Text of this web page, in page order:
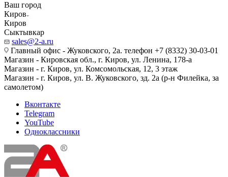
Ваш город
Киров
Киров
Сыктывкар
sales@2-a.ru
Главный офис - Жуковского, 2а. телефон +7 (8332) 30-03-01
Магазин - Кировская обл., г. Киров, ул. Ленина, 178-а
Магазин - г. Киров, ул. Комсомольская, 12, 3 этаж
Магазин - г. Киров, ул. В. Жуковского, зд. 2а (р-н Филейка, за
самолетом)
Вконтакте
Telegram
YouTube
Одноклассники